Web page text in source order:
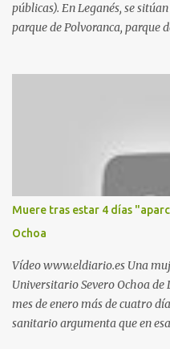
públicas). En Leganés, se
parque de Polvoranca, parque
estadio municipal de
Nueva. Otro lugar:
Móstoles También en el
la Policía Local de Leganés de
cementerio de Butarque". Más
Muere tras estar 4 días
Ochoa
Vídeo www.eldiario.es Una
Universitario Severo Ochoa de
mes de enero más de cuatro
sanitario argumenta que en